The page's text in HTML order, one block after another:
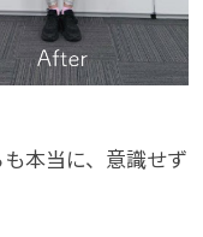
本当に、意識せず